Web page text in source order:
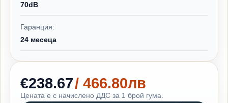
70dB
Гаранция:
24 месеца
€238.67/ 466.80лв
Цената е с начислено ДДС за 1 брой гума.